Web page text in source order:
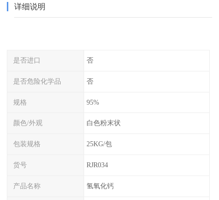
详细说明
是否进口 否
是否危险化学品 否
规格 95%
颜色/外观 白色粉末状
包装规格 25KG/包
货号 RJR034
产品名称 氢氧化钙